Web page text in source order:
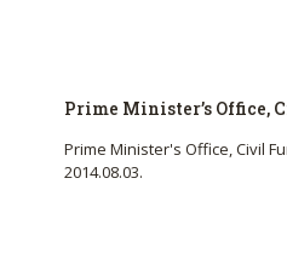
Prime Minister’s Office,
Prime Minister's Office, Civil
2014.08.03.